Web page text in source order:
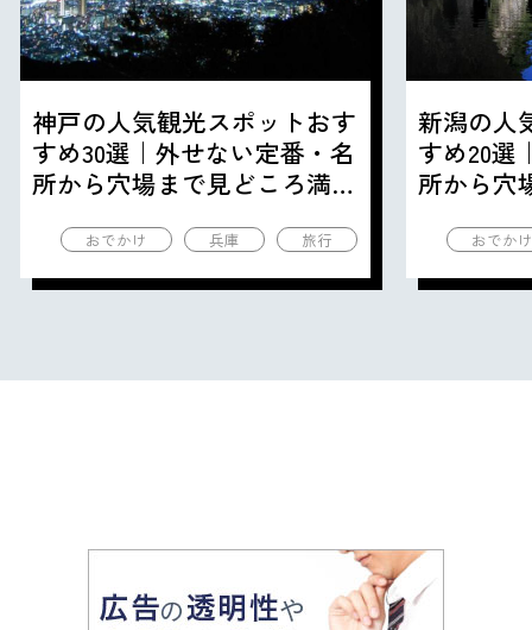
神戸の人気観光スポットおす
すめ30選｜外せない定番・名
所から穴場まで見どころ満載
おでかけ 兵庫 旅行
新潟の人
すめ20選
所から穴
おでか